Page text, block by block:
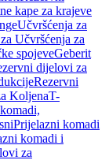
kape za krajeve
Učvršćenja za
Učvršćenja za
spojeveGeberit
dijelovi za
Rezervni
KoljenaT-
Prijelazni komadi
komadi i
za